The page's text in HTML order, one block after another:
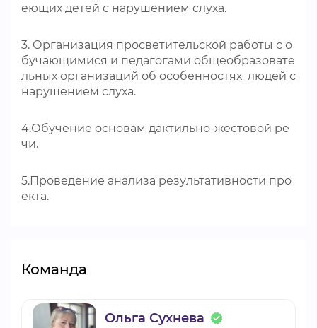
еющих детей с нарушением слуха.
3. Организация просветительской работы с о
бучающимися и педагогами общеобразовате
льных организаций об особенностях людей с
нарушением слуха.
4.Обучение основам дактильно-жестовой ре
чи.
5.Проведение анализа результативности про
екта.
Команда
Ольга Сухнева